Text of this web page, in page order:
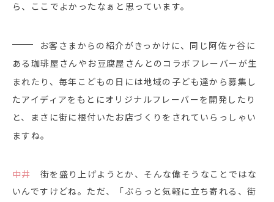
ら、ここでよかったなぁと思っています。
お客さまからの紹介がきっかけに、同じ阿佐ヶ谷に
ある珈琲屋さんやお豆腐屋さんとのコラボフレーバーが生
まれたり、毎年こどもの日には地域の子ども達から募集し
たアイディアをもとにオリジナルフレーバーを開発したり
と、まさに街に根付いたお店づくりをされていらっしゃい
ますね。
中井
街を盛り上げようとか、そんな偉そうなことではな
いんですけどね。ただ、「ぶらっと気軽に立ち寄れる、街